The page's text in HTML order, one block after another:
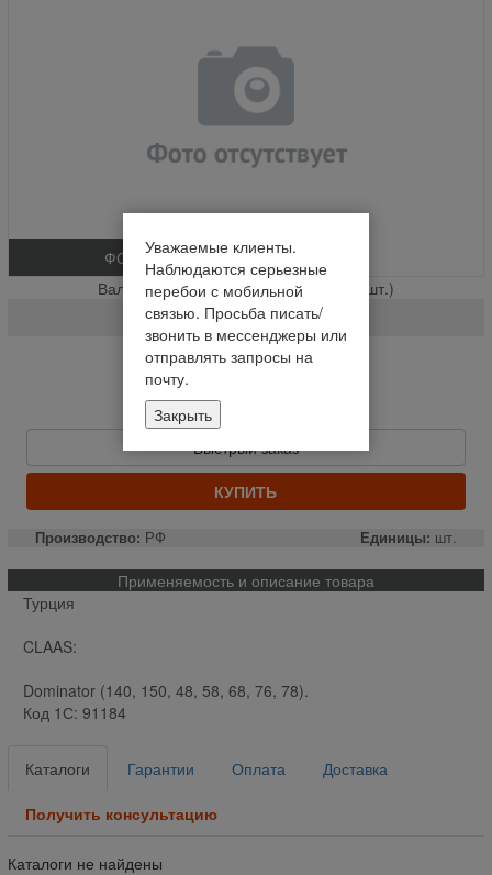
ФОТО
Вал соломотряса задний (4-кл.) Т ? (шт.)
600091.0
На складе
Отправим сегодня до 14:00
12 523,08 руб
Быстрый заказ
КУПИТЬ
Производство: РФ Единицы: шт.
Применяемость и описание товара
Турция
CLAAS:
Dominator (140, 150, 48, 58, 68, 76, 78).
Код 1С: 91184
Каталоги Гарантии Оплата Доставка
Получить консультацию
Каталоги не найдены
Уважаемые клиенты.
Наблюдаются серьезные
перебои с мобильной
связью. Просьба писать/
звонить в мессенджеры или
отправлять запросы на
почту.
Закрыть